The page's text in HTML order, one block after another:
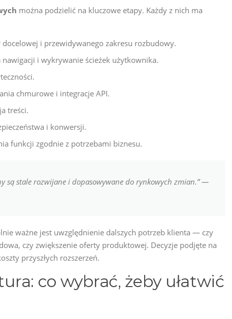
można podzielić na kluczowe etapy. Każdy z nich ma
i przewidywanego zakresu rozbudowy.
i wykrywanie ścieżek użytkownika.
chmurowe i integracje API.
treści.
i konwersji.
funkcji zgodnie z potrzebami biznesu.
są stale rozwijane i dopasowywane do rynkowych zmian.” —
ważne jest uwzględnienie dalszych potrzeb klienta — czy
czy zwiększenie oferty produktowej. Decyzje podjęte na
przyszłych rozszerzeń.
co wybrać, żeby ułatwić